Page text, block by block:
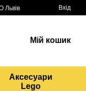
Львів Вхід
Мій кошик
Аксесуари
Lego